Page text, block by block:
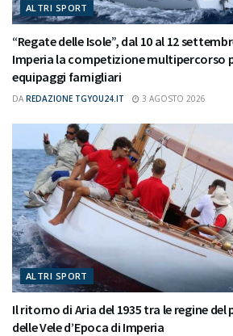
ALTRI SPORT
“Regate delle Isole”, dal 10 al 12
Imperia la competizione multipercorso
equipaggi famigliari
DA REDAZIONE TGYOU24.IT 3 AGOSTO 2026
ALTRI SPORT
Il ritorno di Aria del 1935 tra le regine
delle Vele d’Epoca di Imperia